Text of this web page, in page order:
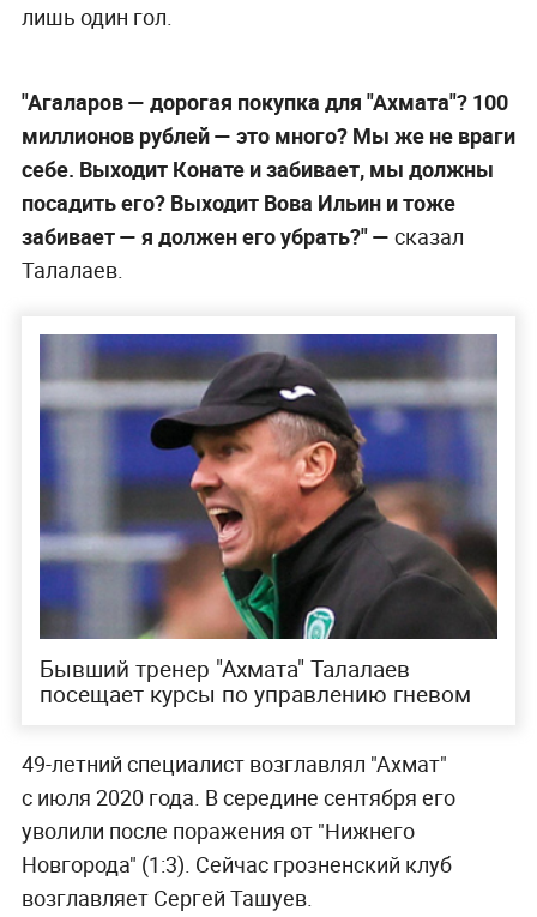
лишь один гол.
"Агаларов — дорогая покупка для "Ахмата"? 100
миллионов рублей — это много? Мы же не враги
себе. Выходит Конате и забивает, мы должны
посадить его? Выходит Вова Ильин и тоже
забивает — я должен его убрать?"— сказал
Талалаев.
Бывший тренер "Ахмата" Талалаев
посещает курсы по управлению гневом
49-летний специалист возглавлял "Ахмат"
с июля 2020 года. В середине сентября его
уволили после поражения от "Нижнего
Новгорода" (1:3). Сейчас грозненский клуб
возглавляет Сергей Ташуев.